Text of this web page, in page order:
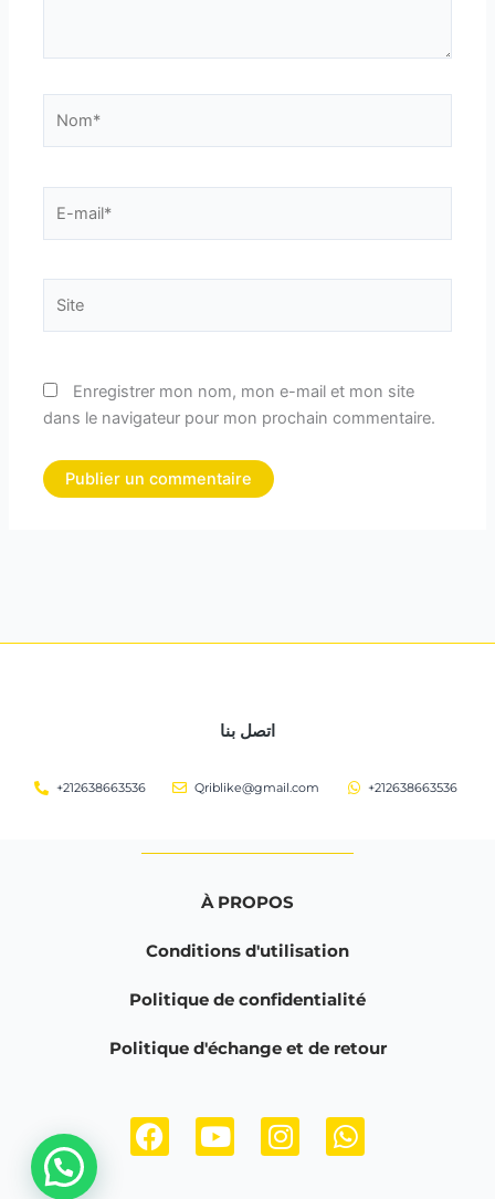
mail*
Enregistrer mon nom, mon e-mail et mon site
dans le navigateur pour mon prochain commentaire.
اتصل بنا
+212638663536 Qriblike@gmail.com +212638663536
À PROPOS
Conditions d'utilisation
Politique de confidentialité
Politique d'échange et de retour
F
a
Y
o
I
n
W
h